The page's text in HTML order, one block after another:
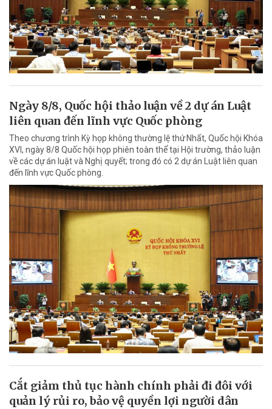
Ngày 8/8, Quốc hội thảo luận về 2 dự án Luật
liên quan đến lĩnh vực Quốc phòng
Theo chương trình Kỳ họp không thường lệ thứ Nhất, Quốc hội Khóa
XVI, ngày 8/8 Quốc hội họp phiên toàn thể tại Hội trường, thảo luận
về các dự án luật và Nghị quyết; trong đó có 2 dự án Luật liên quan
đến lĩnh vực Quốc phòng.
Cắt giảm thủ tục hành chính phải đi đôi với
quản lý rủi ro, bảo vệ quyền lợi người dân